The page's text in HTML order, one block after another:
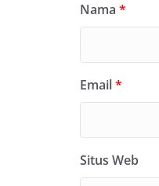
Nama *
Email*
Situs Web